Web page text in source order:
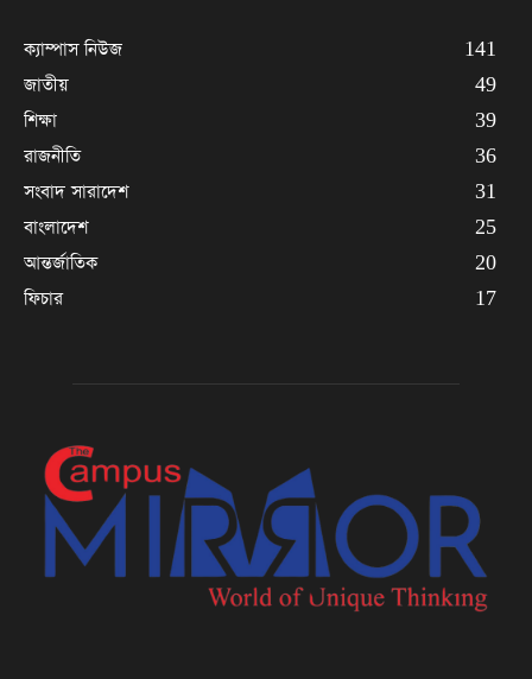
ক্যাম্পাস নিউজ
141
জাতীয়
49
শিক্ষা
39
রাজনীতি
36
সংবাদ সারাদেশ
31
বাংলাদেশ
25
আন্তর্জাতিক
20
ফিচার
17